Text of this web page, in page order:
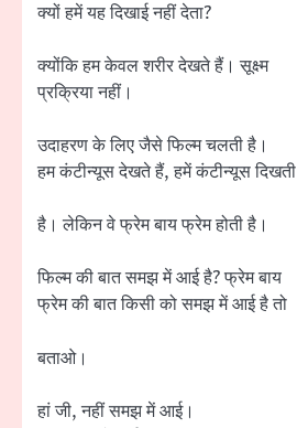
क्यों हमें यह दिखाई नहीं देता?
क्योंकि हम केवल शरीर देखते हैं। सूक्ष्म
प्रक्रिया नहीं।
उदाहरण के लिए जैसे फिल्म चलती है।
हम कंटीन्यूस देखते हैं, हमें कंटीन्यूस दिखती
है। लेकिन वे फ्रेम बाय फ्रेम होती है।
फिल्म की बात समझ में आई है? फ्रेम बाय
फ्रेम की बात किसी को समझ में आई है तो
बताओ।
हां जी, नहीं समझ में आई।